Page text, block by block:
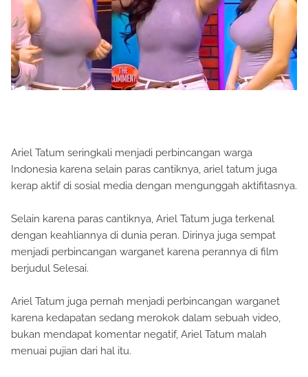
Ariel Tatum seringkali menjadi perbincangan warga
Indonesia karena selain paras cantiknya, ariel tatum juga
kerap aktif di sosial media dengan mengunggah aktifitasnya.
Selain karena paras cantiknya, Ariel Tatum juga terkenal
dengan keahliannya di dunia peran. Dirinya juga sempat
menjadi perbincangan warganet karena perannya di film
berjudul Selesai.
Ariel Tatum juga pernah menjadi perbincangan warganet
karena kedapatan sedang merokok dalam sebuah video,
bukan mendapat komentar negatif, Ariel Tatum malah
menuai pujian dari hal itu.